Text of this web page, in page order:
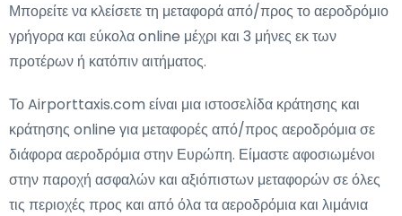
Μπορείτε να κλείσετε τη μεταφορά από/προς το αεροδρόμιο
γρήγορα και εύκολα online μέχρι και 3 μήνες εκ των
προτέρων ή κατόπιν αιτήματος.
Το Airporttaxis.com είναι μια ιστοσελίδα κράτησης και
κράτησης online για μεταφορές από/προς αεροδρόμια σε
διάφορα αεροδρόμια στην Ευρώπη. Είμαστε αφοσιωμένοι
στην παροχή ασφαλών και αξιόπιστων μεταφορών σε όλες
τις περιοχές προς και από όλα τα αεροδρόμια και λιμάνια